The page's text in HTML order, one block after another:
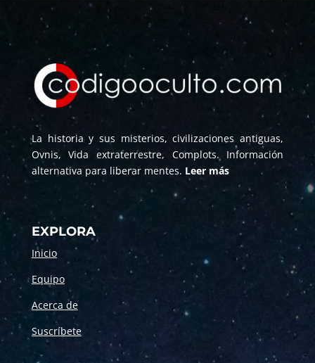
La historia y sus misterios, civilizaciones antiguas,
Ovnis, Vida extraterrestre, Complots. Información
alternativa para liberar mentes. Leer más
EXPLORA
Inicio
Equipo
Acerca de
Suscríbete